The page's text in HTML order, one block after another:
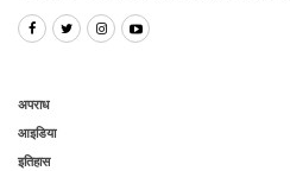
अपराध
आइडिया
इतिहास